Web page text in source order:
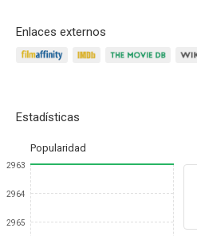
Enlaces externos
Estadísticas
Popularidad
2963
2964
2965